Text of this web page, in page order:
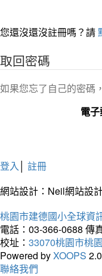
您還沒還沒註冊嗎？請
取回密碼
如果您忘了自己的密碼
電子
登入
註冊
網站設計：Neil網站設
桃園市建德國小全球資
電話：03-366-0688 傳
校址： 33070桃園市桃
Powered byXOOPS
聯絡我們